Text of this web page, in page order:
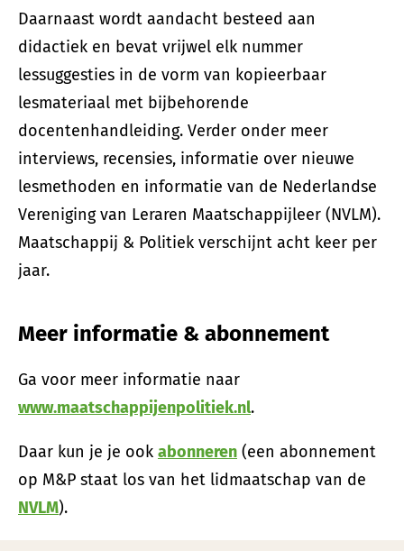
Daarnaast wordt aandacht besteed aan
didactiek en bevat vrijwel elk nummer
lessuggesties in de vorm van kopieerbaar
lesmateriaal met bijbehorende
docentenhandleiding. Verder onder meer
interviews, recensies, informatie over nieuwe
lesmethoden en informatie van de Nederlandse
Vereniging van Leraren Maatschappijleer (NVLM).
Maatschappij & Politiek verschijnt acht keer per
jaar.
Meer informatie & abonnement
Ga voor meer informatie naar
www.maatschappijenpolitiek.nl.
Daar kun je je ook abonneren (een abonnement
op M&P staat los van het lidmaatschap van de
NVLM).